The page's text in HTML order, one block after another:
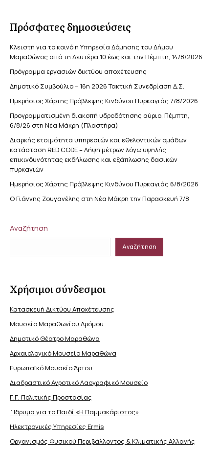
Πρόσφατες δημοσιεύσεις
Κλειστή για το κοινό η Υπηρεσία Δόμησης του Δήμου
Μαραθώνος από τη Δευτέρα 10 έως και την Πέμπτη, 14/8/2026
Πρόγραμμα εργασιών δικτύου αποχέτευσης
Δημοτικό Συμβούλιο – 16η 2026 Τακτική Συνεδρίαση Δ.Σ.
Ημερήσιος Χάρτης Πρόβλεψης Κινδύνου Πυρκαγιάς 7/8/2026
Προγραμματισμένη διακοπή υδροδότησης αύριο, Πέμπτη,
6/8/26 στη Νέα Μάκρη (Πλαστήρα)
Διαρκής ετοιμότητα υπηρεσιών και εθελοντικών ομάδων
κατάσταση RED CODE – Λήψη μέτρων λόγω υψηλής
επικινδυνότητας εκδήλωσης και εξάπλωσης δασικών
πυρκαγιών
Ημερήσιος Χάρτης Πρόβλεψης Κινδύνου Πυρκαγιάς 6/8/2026
Ο Γιάννης Ζουγανέλης στη Νέα Μάκρη την Παρασκευή 7/8
Αναζήτηση
Αναζήτηση
Χρήσιμοι σύνδεσμοι
Κατασκευή Δικτύου Αποχέτευσης
Μουσείο Μαραθωνίου Δρόμου
Δημοτικό Θέατρο Μαραθώνα
Αρχαιολογικό Μουσείο Μαραθώνα
Ευρωπαϊκό Μουσείο Άρτου
Διαδραστικό Αγροτικό Λαογραφικό Μουσείο
Γ.Γ. Πολιτικής Προστασίας
΄Ιδρυμα για το Παιδί «Η Παμμακάριστος»
Ηλεκτρονικές Υπηρεσίες Ermis
Οργανισμός Φυσικού Περιβάλλοντος & Κλιματικής Aλλαγής